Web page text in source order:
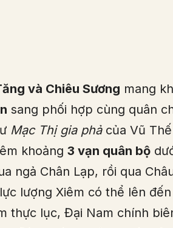
và Chiêu Sương mang
sang phối hợp cùng quân
Mạc Thị gia phảcủa Vũ
khoảng 3 vạn quân bộ
ngả Chân Lạp, rồi qua
lượng Xiêm có thể lên
thực lục, Đại Nam chính